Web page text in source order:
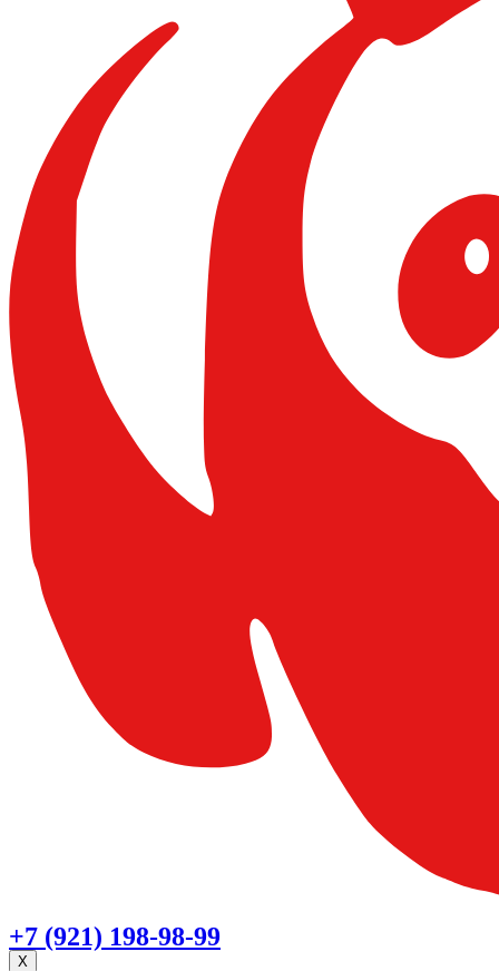
+7 (921) 198-98-99
X